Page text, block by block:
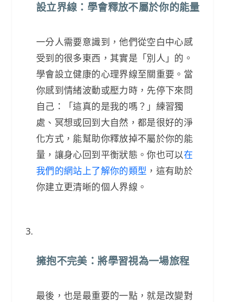
設立界線：學會釋放不屬於你的能量
一分人需要意識到，他們從空白中心感
受到的很多東西，其實是「別人」的。
學會設立健康的心理界線至關重要。當
你感到情緒波動或壓力時，先停下來問
自己：「這真的是我的嗎？」練習獨
處、冥想或回到大自然，都是很好的淨
化方式，能幫助你釋放掉不屬於你的能
量，讓身心回到平衡狀態。你也可以在
我們的網站上了解你的類型 ，這有助於
你建立更清晰的個人界線。
擁抱不完美：將學習視為一場旅程
最後，也是最重要的一點，就是改變對